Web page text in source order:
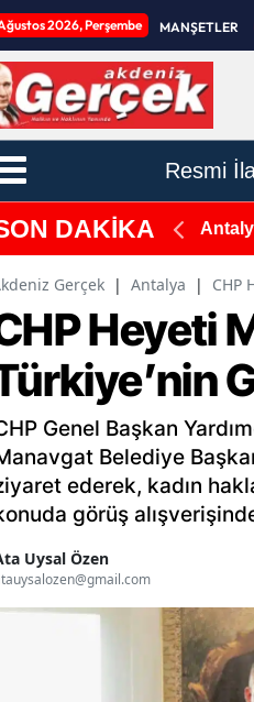
2026, Perşembe MANŞETLER
Resmi
DAKİKA
Gerçek | Antalya | CHP
Heyeti
Genel Başkan
Belediye
ederek, kadın
görüş
Uysal Özen